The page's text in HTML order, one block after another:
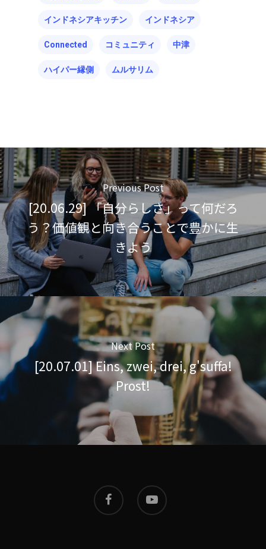
インドネシアキッチン インドネシア
Connected コミュニティ 中津
ハイパー縁側 ムルサリム
Previous Post
[20.06.29] 「自分らしさ」って何だろ
う？価値観と向き合うことで豊かに生
きよう
Next Post
[20.07.01] Eins, zwei, drei, g'suffa!
Prost!
About Hyper Engawa
E:
info@hyper-